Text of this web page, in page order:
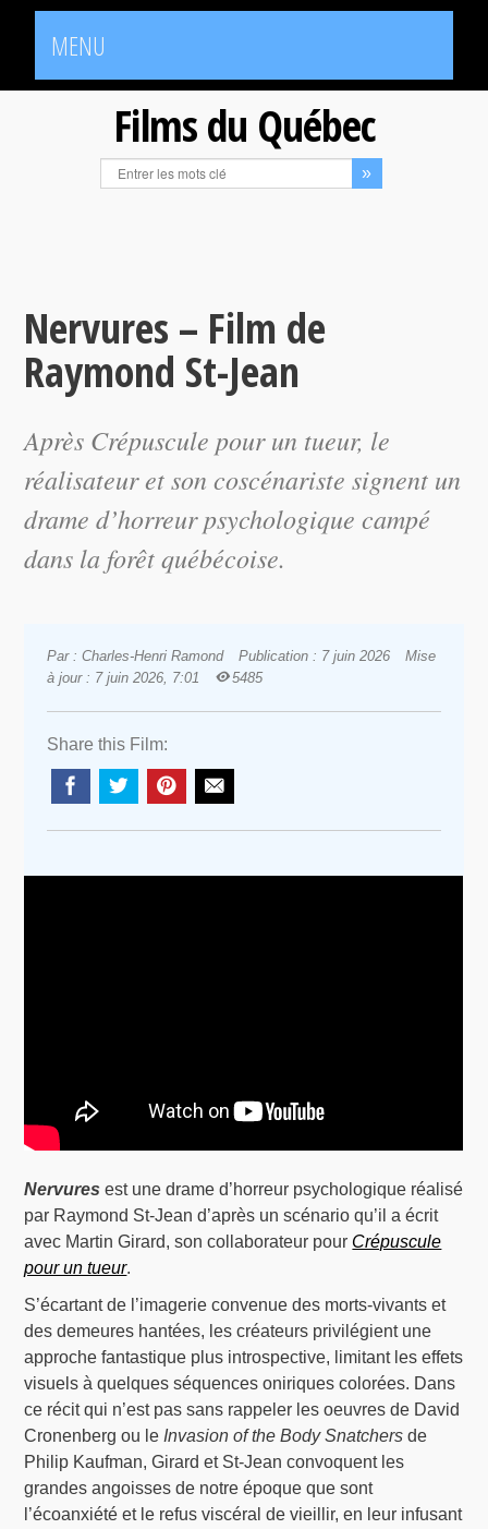
MENU
Films du Québec
Nervures – Film de
Raymond St-Jean
Après Crépuscule pour un tueur, le
réalisateur et son coscénariste signent un
drame d’horreur psychologique campé
dans la forêt québécoise.
Par : Charles-Henri Ramond Publication : 7 juin 2026
Mise
à jour : 7 juin 2026, 7:01
5485
Share this Film:
Nervures est une drame d’horreur psychologique réalisé
par Raymond St-Jean d’après un scénario qu’il a écrit
avec Martin Girard, son collaborateur pour Crépuscule
pour un tueur.
S’écartant de l’imagerie convenue des morts-vivants et
des demeures hantées, les créateurs privilégient une
approche fantastique plus introspective, limitant les effets
visuels à quelques séquences oniriques colorées. Dans
ce récit qui n’est pas sans rappeler les oeuvres de David
Cronenberg ou le Invasion of the Body Snatchers de
Philip Kaufman, Girard et St-Jean convoquent les
grandes angoisses de notre époque que sont
l’écoanxiété et le refus viscéral de vieillir, en leur infusant